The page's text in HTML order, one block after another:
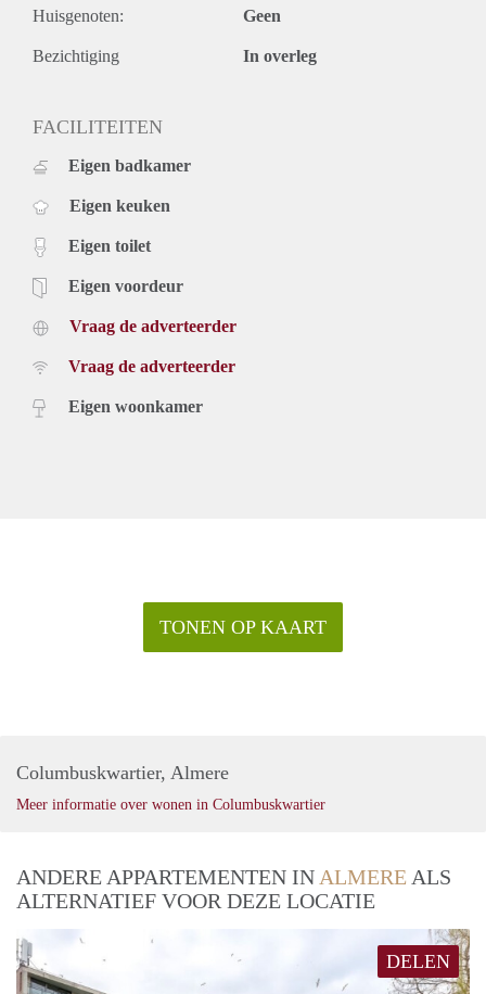
Huisgenoten: Geen
Bezichtiging In overleg
FACILITEITEN
Eigen badkamer
Eigen keuken
Eigen toilet
Eigen voordeur
Vraag de adverteerder
Vraag de adverteerder
Eigen woonkamer
TONEN OP KAART
Columbuskwartier, Almere
Meer informatie over wonen in Columbuskwartier
ANDERE APPARTEMENTEN IN ALMERE ALS
ALTERNATIEF VOOR DEZE LOCATIE
DELEN